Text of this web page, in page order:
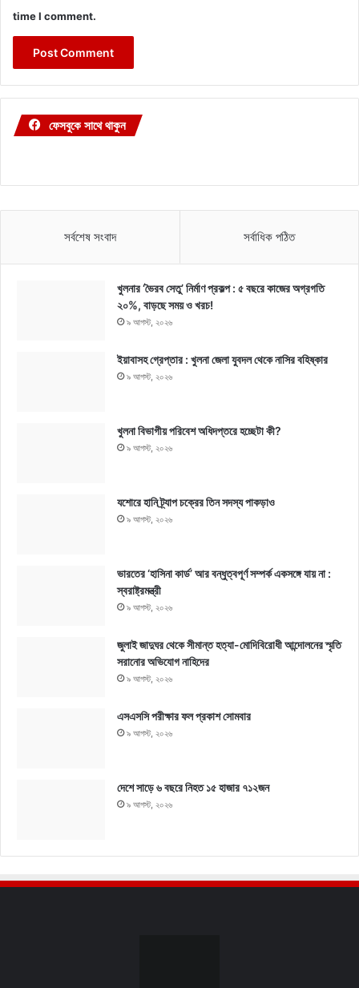
time I comment.
ফেসবুকে সাথে থাকুন
সর্বশেষ সংবাদ সর্বাধিক পঠিত
খুলনার ‘ভৈরব সেতু’ নির্মাণ প্রকল্প : ৫ বছরে কাজের অগ্রগতি
২০%, বাড়ছে সময় ও খরচ!
৯ আগস্ট, ২০২৬
ইয়াবাসহ গ্রেপ্তার : খুলনা জেলা যুবদল থেকে নাসির বহিষ্কার
৯ আগস্ট, ২০২৬
খুলনা বিভাগীয় পরিবেশ অধিদপ্তরে হচ্ছেটা কী?
৯ আগস্ট, ২০২৬
যশোরে হানি ট্র্যাপ চক্রের তিন সদস্য পাকড়াও
৯ আগস্ট, ২০২৬
ভারতের ‘হাসিনা কার্ড’ আর বন্ধুত্বপূর্ণ সম্পর্ক একসঙ্গে যায় না :
স্বরাষ্ট্রমন্ত্রী
৯ আগস্ট, ২০২৬
জুলাই জাদুঘর থেকে সীমান্ত হত্যা-মোদিবিরোধী আন্দোলনের স্মৃতি
সরানোর অভিযোগ নাহিদের
৯ আগস্ট, ২০২৬
এসএসসি পরীক্ষার ফল প্রকাশ সোমবার
৯ আগস্ট, ২০২৬
দেশে সাড়ে ৬ বছরে নিহত ১৫ হাজার ৭১২জন
৯ আগস্ট, ২০২৬